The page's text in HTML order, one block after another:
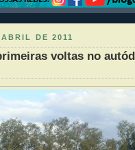
DE 2011
voltas no